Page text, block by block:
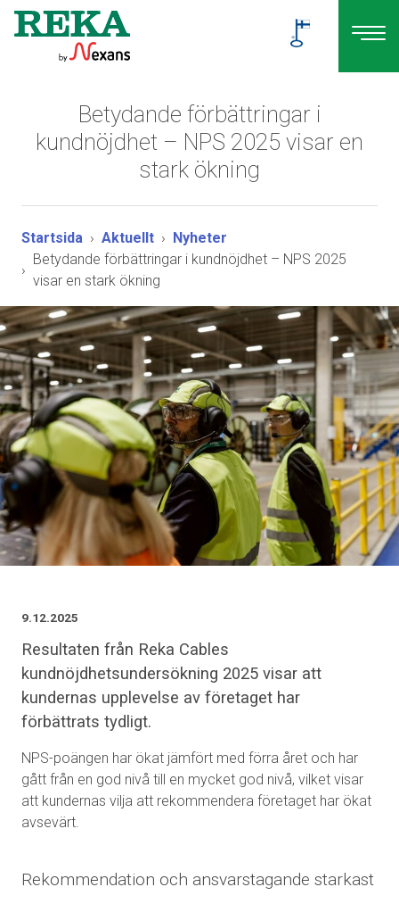
Betydande förbättringar i
kundnöjdhet – NPS 2025 visar en
stark ökning
Startsida Aktuellt
Nyheter
Betydande förbättringar i kundnöjdhet – NPS 2025
visar en stark ökning
9.12.2025
Resultaten från Reka Cables
kundnöjdhetsundersökning 2025 visar att
kundernas upplevelse av företaget har
förbättrats tydligt.
NPS-poängen har ökat jämfört med förra året och har
gått från en god nivå till en mycket god nivå, vilket visar
att kundernas vilja att rekommendera företaget har ökat
avsevärt.
Rekommendation och ansvarstagande starkast